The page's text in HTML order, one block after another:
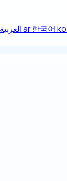
العربيةar한국어 ko